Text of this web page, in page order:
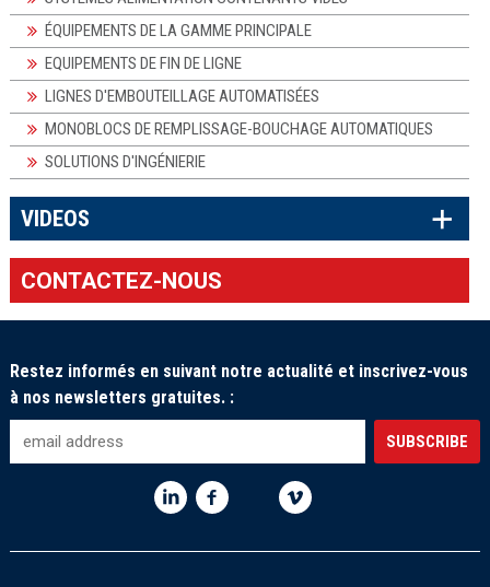
ÉQUIPEMENTS DE LA GAMME PRINCIPALE
EQUIPEMENTS DE FIN DE LIGNE
LIGNES D'EMBOUTEILLAGE AUTOMATISÉES
MONOBLOCS DE REMPLISSAGE-BOUCHAGE AUTOMATIQUES
SOLUTIONS D'INGÉNIERIE
VIDEOS ×
CONTACTEZ-NOUS
Restez informés en suivant notre actualité et inscrivez-vous
à nos newsletters gratuites. :